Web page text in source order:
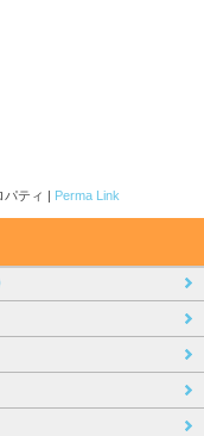
パティ | Perma Link